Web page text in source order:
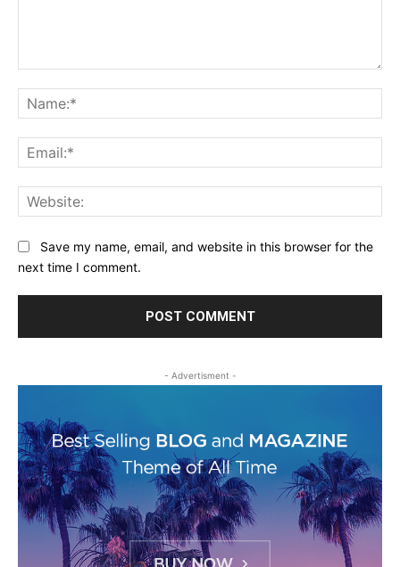
Save my name, email, and website in this browser for the
next time I comment.
- Advertisment -